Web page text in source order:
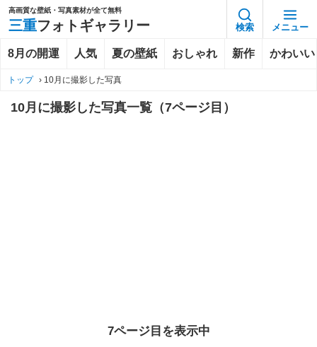
高画質な壁紙・写真素材が全て無料
三重フォトギャラリー 検索 メニュー
8月の開運 人気 夏の壁紙 おしゃれ 新作 かわいい
トップ › 10月に撮影した写真
10月に撮影した写真一覧（7ページ目）
7ページ目を表示中